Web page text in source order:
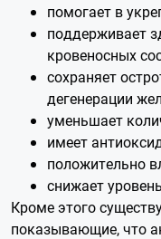
помогает в
поддерживает
кровеносных
сохраняет
дегенерации
уменьшает
имеет
положительно
снижает
Кроме этого
показывающие, что